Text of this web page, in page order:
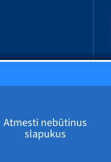
Atmesti nebūtinus
slapukus